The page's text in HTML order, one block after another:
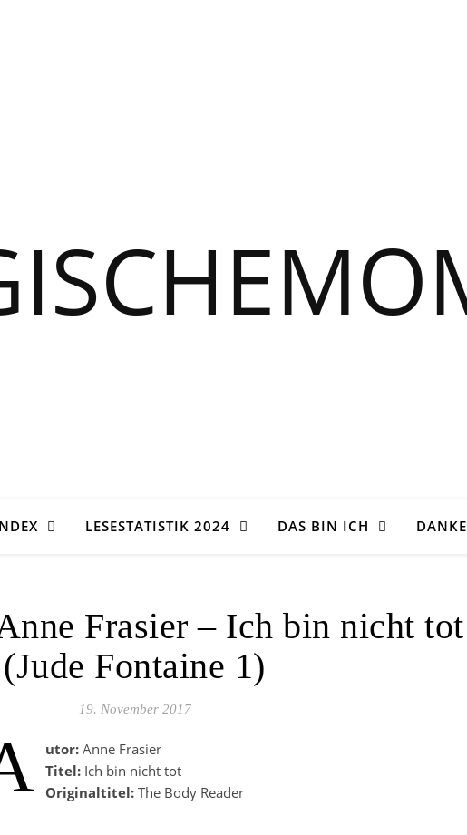
LESESTATISTIK 2024 DAS BIN ICH DANKE
Frasier – Ich bin nicht tot
(Jude Fontaine 1)
19. November 2017
utor: Anne Frasier
Titel: Ich bin nicht tot
Originaltitel: The Body Reader